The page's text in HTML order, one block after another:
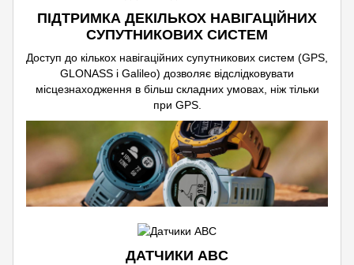
ПІДТРИМКА ДЕКІЛЬКОХ НАВІГАЦІЙНИХ
СУПУТНИКОВИХ СИСТЕМ
Доступ до кількох навігаційних супутникових систем (GPS,
GLONASS і Galileo) дозволяє відслідковувати
місцезнаходження в більш складних умовах, ніж тільки
при GPS.
ДАТЧИКИ ABC